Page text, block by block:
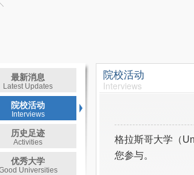
最新消息
Latest Updates
院校活动
Interviews
历史足迹
Activities
优秀大学
Universities
院校活动
Interviews
格拉斯哥大学（
您参与。